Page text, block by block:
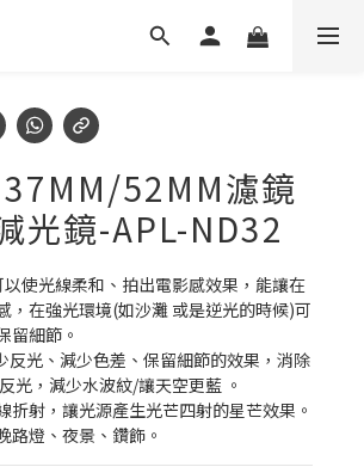
52MM濾鏡
光鏡-APL-ND32
使光線柔和、拍出電影感效果，能讓在
，在強光環境(如沙灘 或是逆光的時候)可
留細節。
光、減少色差、保留細節的效果，消除
光，減少水波紋/讓天空更藍 。
射，讓光源產生光芒四射的星芒效果。
路燈、夜景、鑽飾。
✕
MEFU品牌保固一年!
APEXEL商品享15天鑑賞期!
立即逛逛